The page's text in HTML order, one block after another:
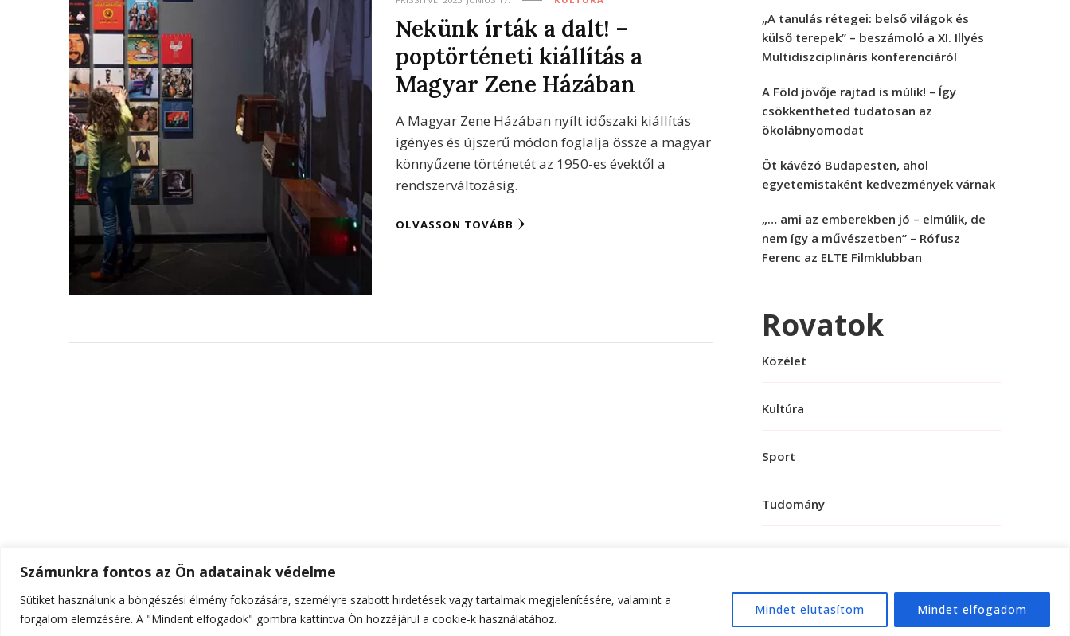
Számunkra fontos az Ön adatainak védelme
Sütiket használunk a böngészési élmény fokozására, személyre szabott hirdetések vagy tartalmak megjelenítésére, valamint a
forgalom elemzésére. A "Mindent elfogadok" gombra kattintva Ön hozzájárul a cookie-k használatához.
Mindet elutasítom Mindet elfogadom
Nekünk írták a dalt! –
poptörténeti kiállítás a
Magyar Zene Házában
A Magyar Zene Házában nyílt időszaki kiállítás
igényes és újszerű módon foglalja össze a magyar
könnyűzene történetét az 1950-es évektől a
rendszerváltozásig.
OLVASSON TOVÁBB
„A tanulás rétegei: belső világok és
külső terepek” – beszámoló a XI. Illyés
Multidiszciplináris konferenciáról
A Föld jövője rajtad is múlik! – Így
csökkentheted tudatosan az
ökolábnyomodat
Öt kávézó Budapesten, ahol
egyetemistaként kedvezmények várnak
„… ami az emberekben jó – elmúlik, de
nem így a művészetben” – Rófusz
Ferenc az ELTE Filmklubban
Rovatok
Közélet
Kultúra
Sport
Tudomány
© Szerzői jog 2026ELTE Online . Minden jog fenntartva.Hello Fashion | Fejlesztette WordPress.